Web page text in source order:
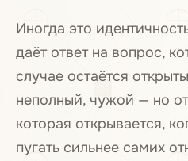
Иногда это
даёт ответ на вопрос,
случае остаётся
неполный, чужой — но
которая открывается,
пугать сильнее самих